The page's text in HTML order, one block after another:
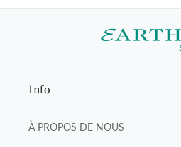
Info
À PROPOS DE NOUS